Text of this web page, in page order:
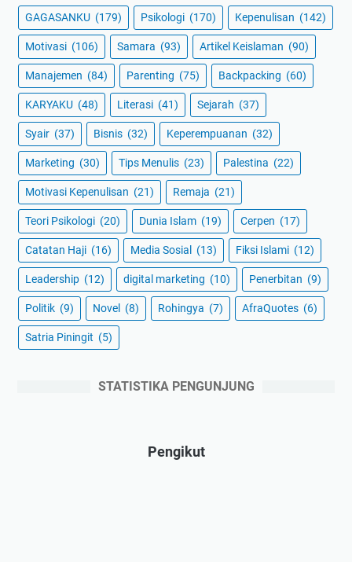
GAGASANKU (179) Psikologi (170) Kepenulisan (142)
Motivasi (106) Samara (93) Artikel Keislaman (90)
Manajemen (84) Parenting (75) Backpacking (60)
KARYAKU (48) Literasi (41) Sejarah (37)
Syair (37) Bisnis (32) Keperempuanan (32)
Marketing (30) Tips Menulis (23) Palestina (22)
Motivasi Kepenulisan (21) Remaja (21)
Teori Psikologi (20) Dunia Islam (19) Cerpen (17)
Catatan Haji (16) Media Sosial (13) Fiksi Islami (12)
Leadership (12) digital marketing (10) Penerbitan (9)
Politik (9) Novel (8) Rohingya (7) AfraQuotes (6)
Satria Piningit (5)
STATISTIKA PENGUNJUNG
Pengikut